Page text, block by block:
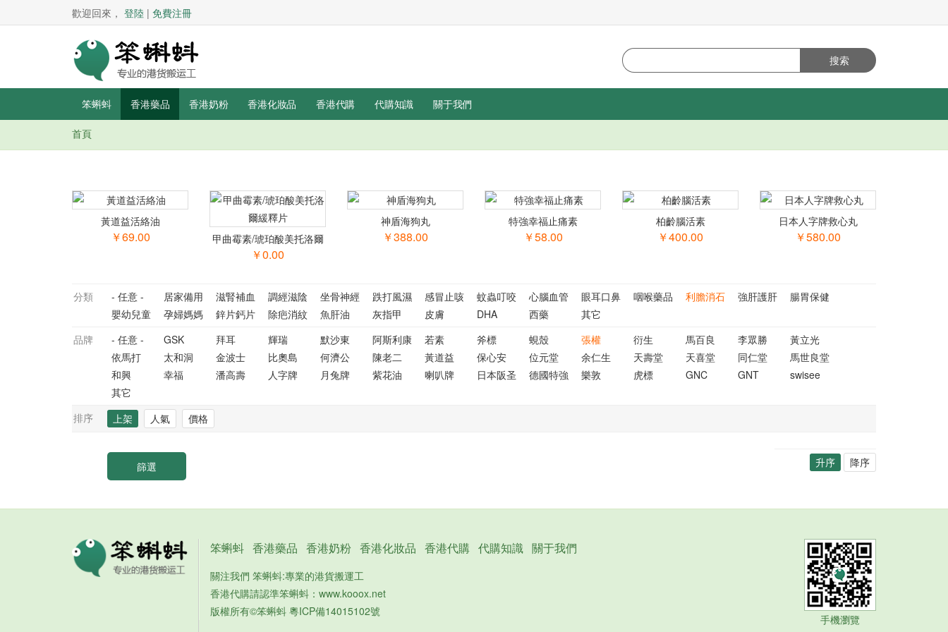
歡迎回來， 登陸 | 免費注冊
笨蝌蚪 香港藥品 香港奶粉 香港化妝品 香港代購 代購知識 關于我們
你在這里
首頁
黃道益活絡油
￥69.00
甲曲霉素/琥珀酸美托洛爾
緩釋片
￥0.00
神盾海狗丸
￥388.00
特強幸福止痛素
￥58.00
柏齡腦活素
￥400.00
日本人字牌救心丸
￥580.00
分類 - 任意 - 居家備用 滋腎補血 調經滋陰 坐骨神經 跌打風濕 感冒止咳 蚊蟲叮咬 心腦血管 眼耳口鼻 咽喉藥品 利膽消石 強肝護肝
腸胃保健
嬰幼兒童
孕婦媽媽 鋅片鈣片 除疤消紋 魚肝油 灰指甲 皮膚 DHA 西藥
其它
品牌
- 任意 - GSK 拜耳 輝瑞 默沙東 阿斯利康 若素 斧標 蜆殼 張權 衍生 馬百良 李眾勝
黃立光
依馬打
太和洞 金波士 比奧島 何濟公 陳老二 黃道益 保心安 位元堂 余仁生 天壽堂 天喜堂 同仁堂
馬世良堂
和興
幸福 潘高壽 人字牌 月兔牌 紫花油 喇叭牌 日本阪圣 德國特強 樂敦 虎標 GNC GNT
swisee
其它
排序
上架 人氣 價格
升序 降序
笨蝌蚪 香港藥品 香港奶粉 香港化妝品 香港代購 代購知識 關于我們
關注我們 笨蝌蚪:專業的港貨搬運工
香港代購請認準笨蝌蚪： www.kooox.net
版權所有©笨蝌蚪 粵ICP備14015102號
手機瀏覽